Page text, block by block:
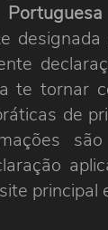
designada
te tornar
de
principal